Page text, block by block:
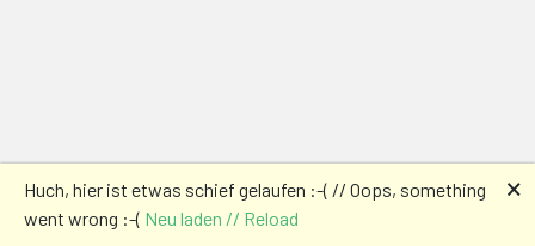
Huch, hier ist etwas schief gelaufen :-( // Oops, something
went wrong :-( Neu laden // Reload
🗙